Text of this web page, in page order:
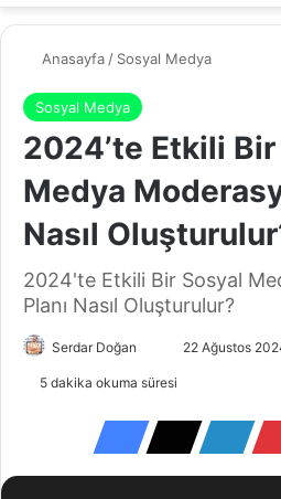
Anasayfa / Sosyal Medya
Sosyal Medya
2024’te Etkili
Medya
Nasıl
2024'te Etkili Bir Sosyal
Planı Nasıl Oluşturulur?
Serdar Doğan 22 Ağustos
5 dakika okuma süresi